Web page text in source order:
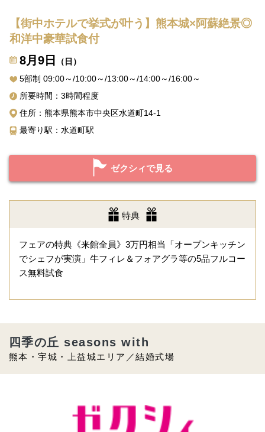
【街中ホテルで挙式が叶う】熊本城×阿蘇絶景◎
和洋中豪華試食付
8月9日
（日）
5部制 09:00～/10:00～/13:00～/14:00～/16:00～
所要時間：3時間程度
住所：熊本県熊本市中央区水道町14-1
最寄り駅：水道町駅
ゼクシィで見る
特典
フェアの特典《来館全員》3万円相当「オープンキッチン
でシェフが実演」牛フィレ＆フォアグラ等の5品フルコー
ス無料試食
熊本・宇城・上益城エリア／結婚式場
四季の丘 seasons with